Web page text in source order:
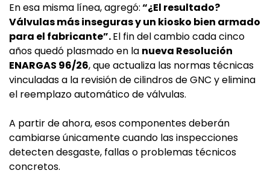
En esa misma línea, agregó:“¿El resultado?
Válvulas más inseguras y un kiosko bien armado
para el fabricante”.El fin del cambio cada cinco
años quedó plasmado en la nueva Resolución
ENARGAS 96/26, que actualiza las normas técnicas
vinculadas a la revisión de cilindros de GNC y elimina
el reemplazo automático de válvulas.
A partir de ahora, esos componentes deberán
cambiarse únicamente cuando las inspecciones
detecten desgaste, fallas o problemas técnicos
concretos.